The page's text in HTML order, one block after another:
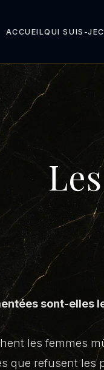
ACCUEILQUI SUIS-JE
sont-elles
les femmes
que refusent les